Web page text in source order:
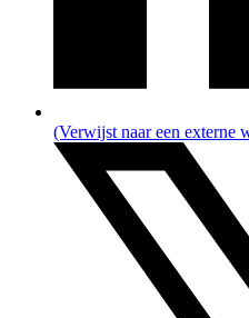
(Verwijst naar een externe